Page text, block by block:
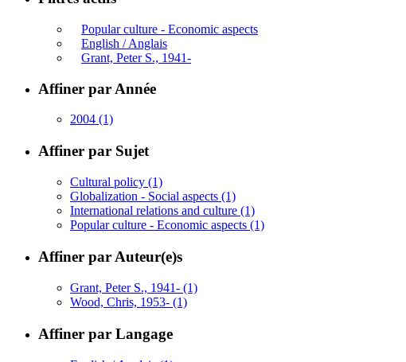
Popular culture - Economic aspects
English / Anglais
Grant, Peter S., 1941-
Affiner par Année
2004 (1)
Affiner par Sujet
Cultural policy (1)
Globalization - Social aspects (1)
International relations and culture (1)
Popular culture - Economic aspects (1)
Affiner par Auteur(e)s
Grant, Peter S., 1941- (1)
Wood, Chris, 1953- (1)
Affiner par Langage